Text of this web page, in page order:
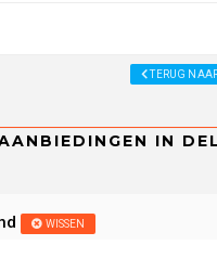
TERUG
WISSEN